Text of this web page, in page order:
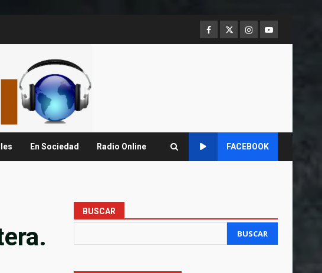
Facebook
TwitterInstagram
Youtube
En Sociedad Radio Online FACEBOOK
BUSCAR
BUSCAR